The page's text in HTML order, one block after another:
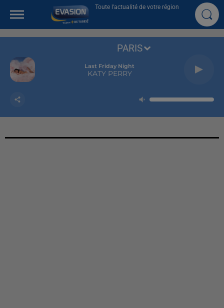
Toute l'actualité de votre région
Last Friday Night
KATY PERRY
PARIS